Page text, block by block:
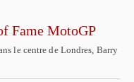
Fame MotoGP
le centre de Londres, Barry